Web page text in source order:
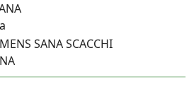
MENS SANA SCACCHI